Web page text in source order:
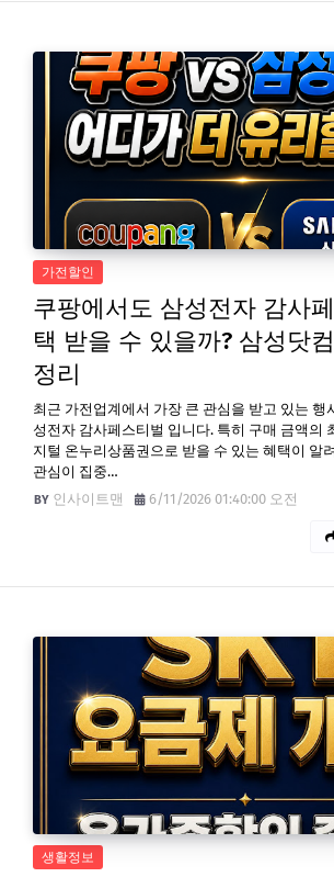
가전할인
쿠팡에서도 삼성전자 감사
택 받을 수 있을까? 삼성닷
정리
최근 가전업계에서 가장 큰 관심을 받고 있는 행
성전자 감사페스티벌 입니다. 특히 구매 금액의
지털 온누리상품권으로 받을 수 있는 혜택이 알
관심이 집중…
인사이트맨
6/11/2026 01:40:00 오전
생활정보